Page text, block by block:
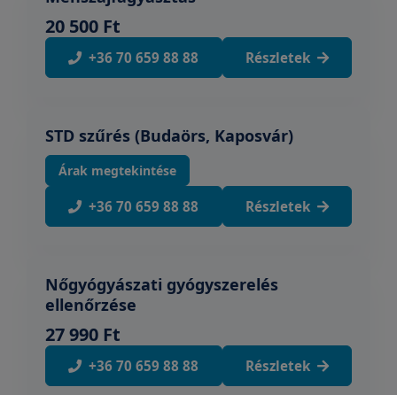
20 500 Ft
+36 70 659 88 88 Részletek
STD szűrés (Budaörs, Kaposvár)
Árak megtekintése
+36 70 659 88 88 Részletek
Nőgyógyászati gyógyszerelés
ellenőrzése
27 990 Ft
+36 70 659 88 88 Részletek